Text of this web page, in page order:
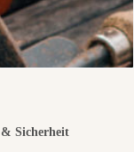
& Sicherheit